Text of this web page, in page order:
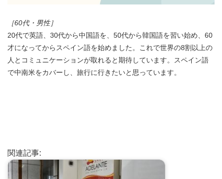
［60代・男性］
20代で英語、30代から中国語を、50代から韓国語を習い始め、60
才になってからスペイン語を始めました。これで世界の8割以上の
人とコミュニケーションが取れると期待しています。スペイン語
で中南米をカバーし、旅行に行きたいと思っています。
関連記事: